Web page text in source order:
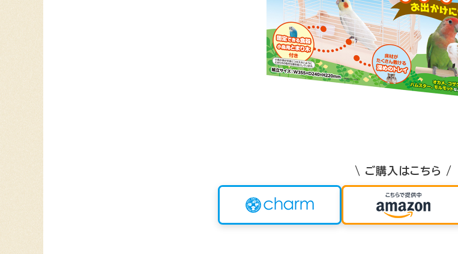
\ ご購入はこちら /